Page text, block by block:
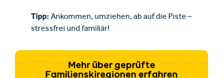
Tipp: Ankommen, umziehen, ab auf die Piste –
stressfrei und familiär!
Mehr über geprüfte
Familienskiregionen erfahren